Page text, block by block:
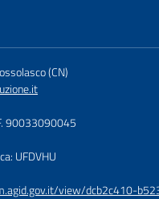
(CN)
90033090045
UFDVHU
view/dcb2c410-